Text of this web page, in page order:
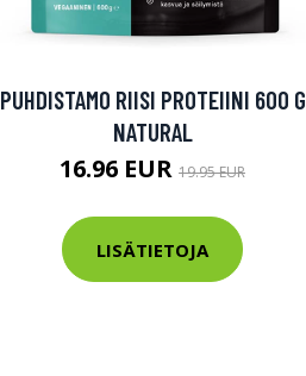
PUHDISTAMO RIISI PROTEIINI 600 G
NATURAL
16.96 EUR 19.95 EUR
LISÄTIETOJA